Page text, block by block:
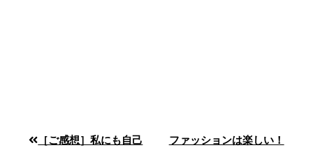
［ご感想］私にも自己
ファッションは楽しい！